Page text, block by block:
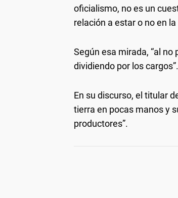
oficialismo, no es un
relación a estar o no en
Según esa mirada, “al
dividiendo por los cargos”.
En su discurso, el titular
tierra en pocas manos y
productores”.